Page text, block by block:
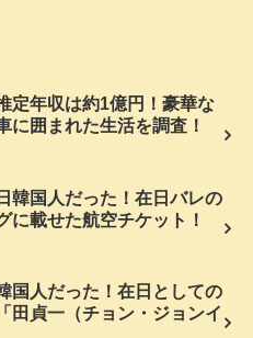
定年収は約1億円！豪華な
に囲まれた生活を調査！
韓国人だった！在日バレの
に載せた航空チケット！
国人だった！在日としての
田貞一（チョン・ジョンイ